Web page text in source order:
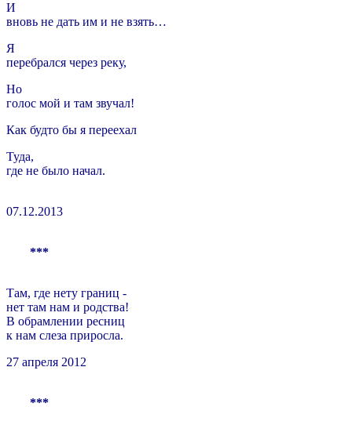
И
вновь не дать им и не взять…
Я
перебрался через реку,
Но
голос мой и там звучал!
Как будто бы я переехал
Туда,
где не было начал.
07.12.2013
***
Там, где нету границ -
нет там нам и родства!
В обрамлении ресниц
к нам слеза приросла.
27 апреля 2012
***